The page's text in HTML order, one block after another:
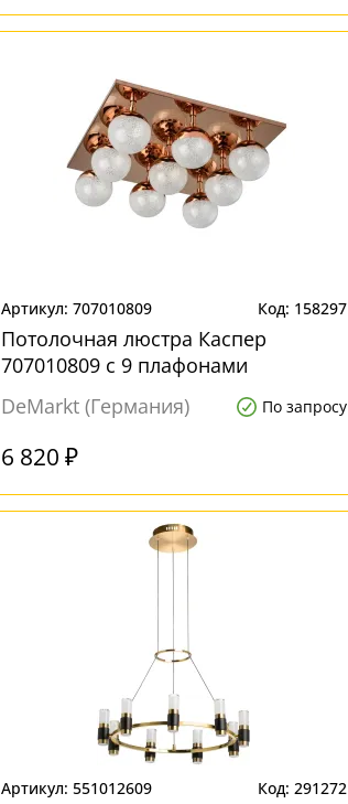
707010809 158297
Потолочная люстра Каспер
707010809 с 9 плафонами
DeMarkt (Германия)
По запросу
6 820 ₽
551012609 291272